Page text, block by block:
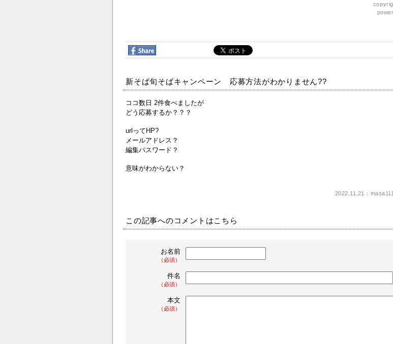
新そば旬そばキャンペーン 応募方法がわかりません??
ココ数日 2件食べましたが
どう応募するか？？？
urlってHP?
メールアドレス？
編集パスワード？
意味がわからない？
2022.11.21：
この記事へのコメントはこちら
お名前
（必須）
件名
（必須）
本文
（必須）